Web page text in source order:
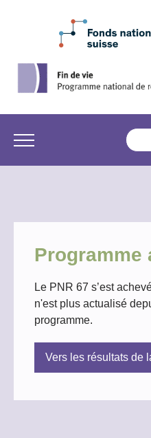
Programme
Le PNR 67 s’est
n'est plus actualisé
programme.​
Vers les résultats de